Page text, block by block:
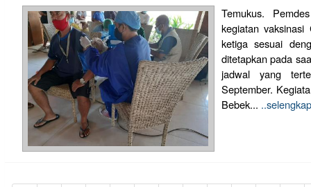
Temukus.
kegiatan
ketiga sesuai
ditetapkan pada
jadwal yang
September.
Bebek...